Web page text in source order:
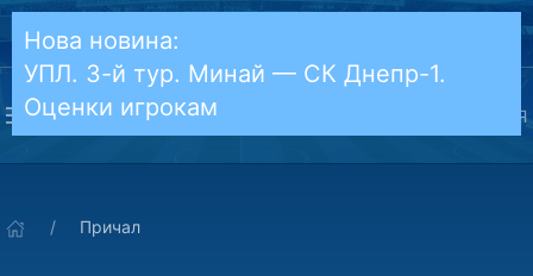
РЕЄСТРАЦІЯ
Причал
Нова новина:
УПЛ. 3-й тур. Минай — СК Днепр-1.
Оценки игрокам